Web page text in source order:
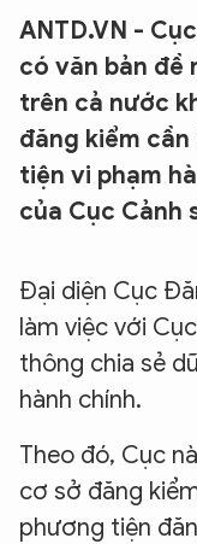
ANTD.VN -
có văn bản đề
trên cả nước
đăng kiểm
tiện vi phạm
của Cục Cảnh
Đại diện Cục
làm việc với
thông chia sẻ
hành chính.
Theo đó, Cục
cơ sở đăng
phương tiện